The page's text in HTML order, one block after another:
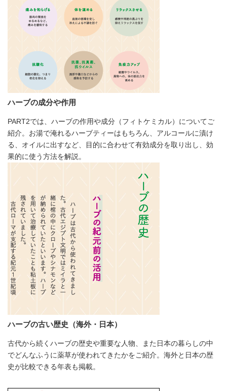
ハーブの成分や作用
PART2では、ハーブの作用や成分（フィトケミカル）についてご
紹介。お湯で淹れるハーブティーはもちろん、アルコールに漬け
る、オイルに出すなど、目的に合わせて有効成分を取り出し、効
果的に使う方法を解説。
ハーブの古い歴史（海外・日本）
古代から続くハーブの歴史や重要な人物、また日本の暮らしの中
でどんなふうに薬草が使われてきたかをご紹介。海外と日本の歴
史が比較できる年表も掲載。